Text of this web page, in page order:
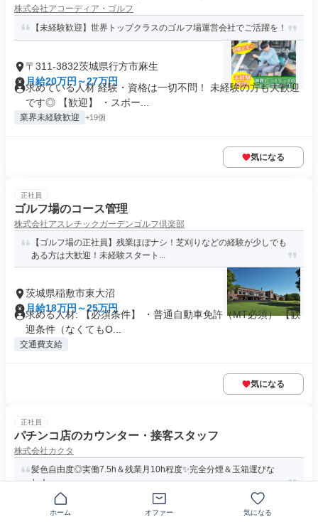
株式会社アコーディア・ゴルフ
【未経験歓迎】世界トップクラスのゴルフ場運営会社でご活躍を！
〒311-3832茨城県行方市麻生
月給20万円～27万円
求めている人材 経験・資格は一切不問！ 未経験の方も大歓迎
です◎ 【歓迎】 ・スポー...
業界未経験歓迎 +19個
気になる
正社員
ゴルフ場のコース管理
株式会社アスレチックガーデンゴルフ倶楽部
【ゴルフ場の正社員】残業ほぼナシ！芝刈りなどの経験が少しでも
ある方は大歓迎！未経験スタート...
茨城県稲敷市東大沼
月給18万円～25万円
求める人材: 【必須条件】 ・普通自動車免許（MT必須） 【歓
迎条件（なくてもO...
交通費支給
気になる
正社員
パチンコ店のカウンター・接客スタッフ
株式会社カクタ
髪色自由度◎実働7.5h＆残業月10h程度✨完全分煙＆玉箱運びな
し！
ホーム オファー 気になる